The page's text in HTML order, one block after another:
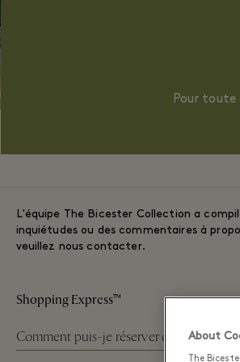
Pour toute
L'équipe The Bicester Collection a
inquiétudes ou des commentaires à
veuillez nous contacter.
Shopping Express™
Comment puis-je réserver des billets
About
The